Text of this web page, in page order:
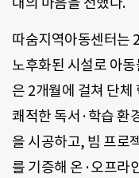
따숨지역아동센터는
노후화된 시설로 아
은 2개월에 걸쳐 단체
쾌적한 독서·학습 환
을 시공하고, 빔 프로
를 기증해 온·오프라